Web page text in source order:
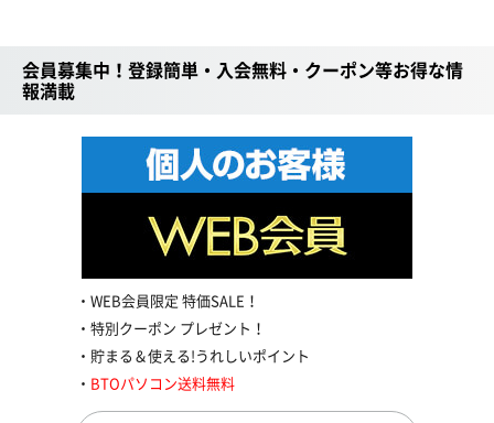
会員募集中！登録簡単・入会無料・クーポン等お得な情
報満載
WEB会員限定 特価SALE！
特別クーポン プレゼント！
貯まる＆使える!うれしいポイント
BTOパソコン送料無料